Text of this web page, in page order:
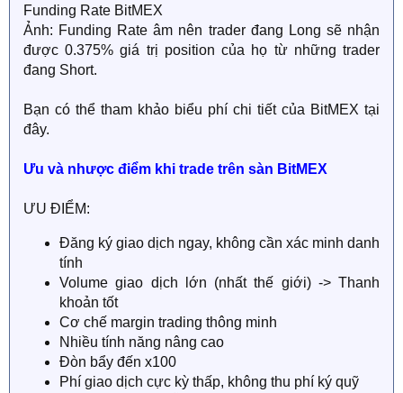
Funding Rate BitMEX
Ảnh: Funding Rate âm nên trader đang Long sẽ nhận
được 0.375% giá trị position của họ từ những trader
đang Short.
Bạn có thể tham khảo biểu phí chi tiết của BitMEX tại
đây.
Ưu và nhược điểm khi trade trên sàn BitMEX
ƯU ĐIỂM:
Đăng ký giao dịch ngay, không cần xác minh danh
tính
Volume giao dịch lớn (nhất thế giới) -> Thanh
khoản tốt
Cơ chế margin trading thông minh
Nhiều tính năng nâng cao
Đòn bẩy đến x100
Phí giao dịch cực kỳ thấp, không thu phí ký quỹ